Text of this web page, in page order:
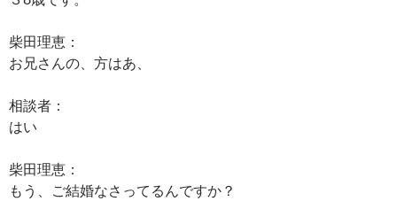
柴田理恵：
お兄さんの、方はあ、
相談者：
はい
柴田理恵：
もう、ご結婚なさってるんですか？